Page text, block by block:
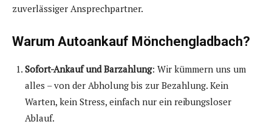
zuverlässiger Ansprechpartner.
Warum Autoankauf Mönchengladbach?
Sofort-Ankauf und Barzahlung: Wir kümmern uns um
alles – von der Abholung bis zur Bezahlung. Kein
Warten, kein Stress, einfach nur ein reibungsloser
Ablauf.